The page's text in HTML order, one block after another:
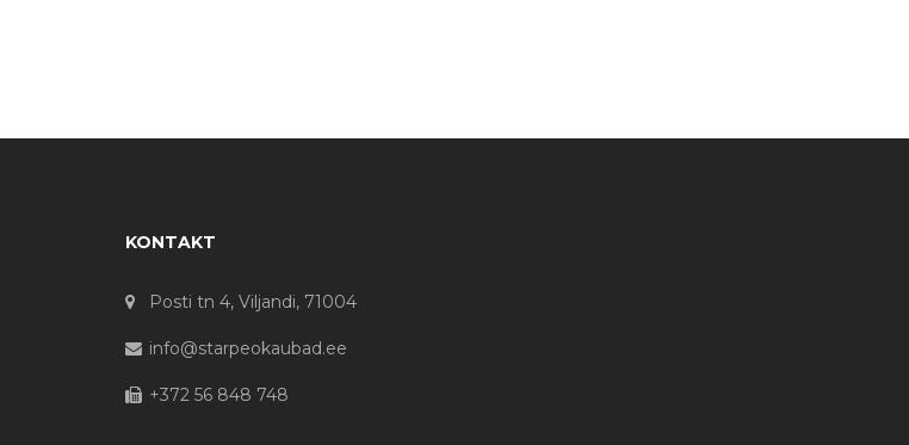
KONTAKT
Posti tn 4, Viljandi, 71004
info@starpeokaubad.ee
+372 56 848 748